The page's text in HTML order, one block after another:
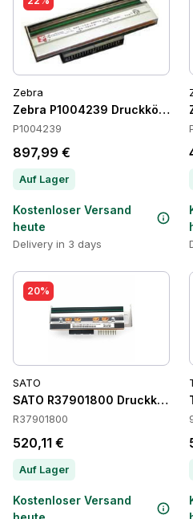
Zebra
Zebra P1004239 Druckköpfe
P1004239
897,99 €
Auf Lager
Kostenloser Versand
heute
Delivery in 3 days
20%
SATO
SATO R37901800 Druckköpfe
R37901800
520,11 €
Auf Lager
Kostenloser Versand